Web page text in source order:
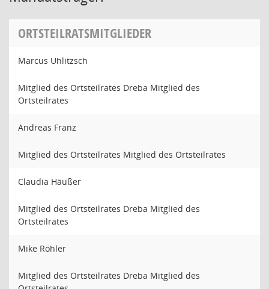
ORTSTEILRATSMITGLIEDER
Marcus Uhlitzsch
Mitglied des Ortsteilrates Dreba Mitglied des
Ortsteilrates
Andreas Franz
Mitglied des Ortsteilrates Mitglied des Ortsteilrates
Claudia Häußer
Mitglied des Ortsteilrates Dreba Mitglied des
Ortsteilrates
Mike Röhler
Mitglied des Ortsteilrates Dreba Mitglied des